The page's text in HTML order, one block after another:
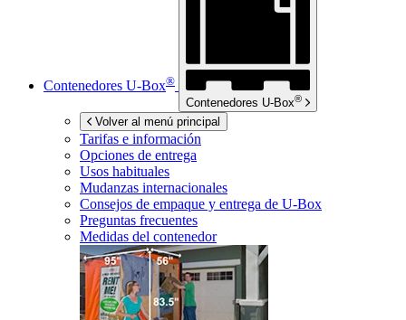
Contenedores U-Box®
Contenedores U-Box®
Volver al menú principal
Tarifas e información
Opciones de entrega
Usos habituales
Mudanzas internacionales
Consejos de empaque y entrega de U-Box
Preguntas frecuentes
Medidas del contenedor